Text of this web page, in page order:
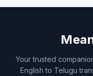
Your trusted
English to Telugu